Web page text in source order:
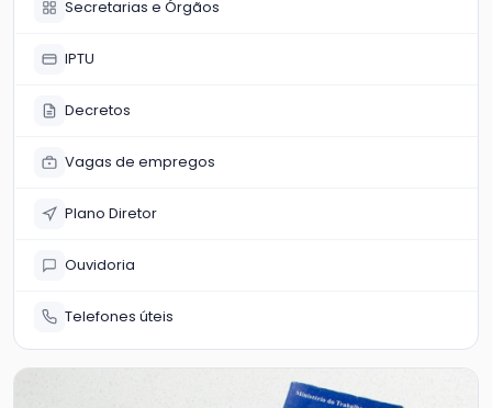
Secretarias e Órgãos
IPTU
Decretos
Vagas de empregos
Plano Diretor
Ouvidoria
Telefones úteis